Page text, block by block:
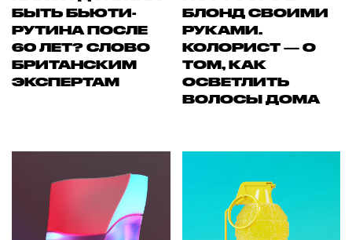
БЫТЬ БЬЮТИ-
РУТИНА ПОСЛЕ
60 ЛЕТ? СЛОВО
БРИТАНСКИМ
ЭКСПЕРТАМ
БЛОНД СВОИМИ
РУКАМИ.
КОЛОРИСТ — О
ТОМ, КАК
ОСВЕТЛИТЬ
ВОЛОСЫ ДОМА